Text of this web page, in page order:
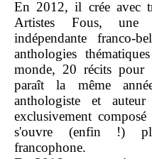
En 2012, il crée avec
Artistes Fous, une
indépendante franco-
anthologies
monde, 20 récits pour
paraît la même
anthologiste et
exclusivement
s'ouvre (enfin !)
francophone.